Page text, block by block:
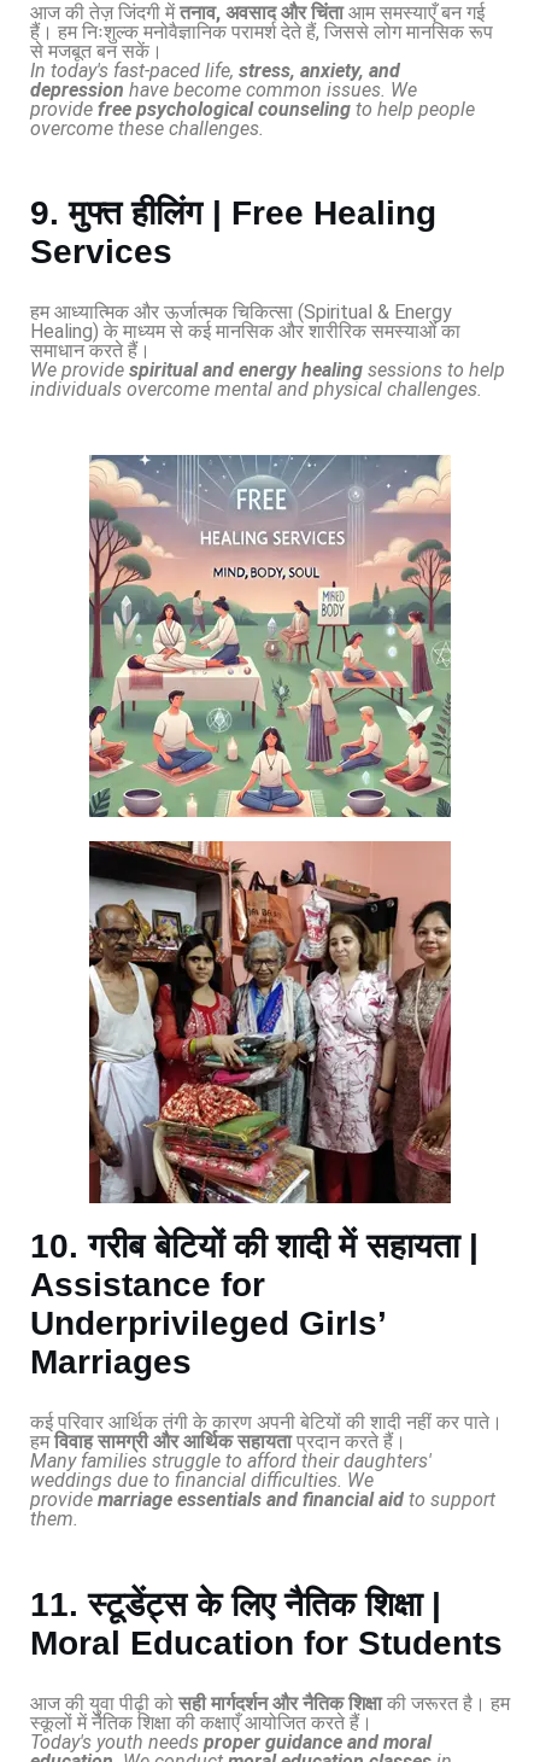
आज की तेज़ जिंदगी मेंतनाव, अवसाद और चिंताआम समस्याएँ बन गई
हैं। हम निःशुल्क मनोवैज्ञानिक परामर्श देते हैं, जिससे लोग मानसिक रूप
से मजबूत बन सकें।
In today's fast-paced life, stress, anxiety, and
depression have become common issues. We
provide free psychological counseling to help people
overcome these challenges.
9. मुफ्त हीलिंग | Free Healing
Services
हम आध्यात्मिक और ऊर्जात्मक चिकित्सा (Spiritual & Energy
Healing) के माध्यम से कई मानसिक और शारीरिक समस्याओं का
समाधान करते हैं।
We provide spiritual and energy healing sessions to help
individuals overcome mental and physical challenges.
10. गरीब बेटियों की शादी में सहायता |
Assistance for
Underprivileged Girls’
Marriages
कई परिवार आर्थिक तंगी के कारण अपनी बेटियों की शादी नहीं कर पाते।
हमविवाह सामग्री और आर्थिक सहायताप्रदान करते हैं।
Many families struggle to afford their daughters'
weddings due to financial difficulties. We
provide marriage essentials and financial aid to support
them.
11. स्टूडेंट्स के लिए नैतिक शिक्षा |
Moral Education for Students
आज की युवा पीढ़ी को सही मार्गदर्शन और नैतिक शिक्षाकी जरूरत है। हम
स्कूलों में नैतिक शिक्षा की कक्षाएँ आयोजित करते हैं।
Today's youth needs proper guidance and moral